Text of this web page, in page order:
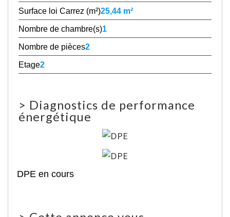
Surface loi Carrez (m²)25,44 m²
Nombre de chambre(s)1
Nombre de pièces2
Etage2
> Diagnostics de performance
énergétique
DPE en cours